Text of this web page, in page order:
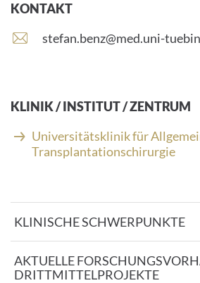
KONTAKT
E
i
l
A
d
s
s
e
stefan.benz@med.uni-
KLINIK / INSTITUT / ZENTRUM
Universitätsklinik für
Transplantationschirurgie
KLINISCHE SCHWERPUNKTE
AKTUELLE
DRITTMITTELPROJEKTE